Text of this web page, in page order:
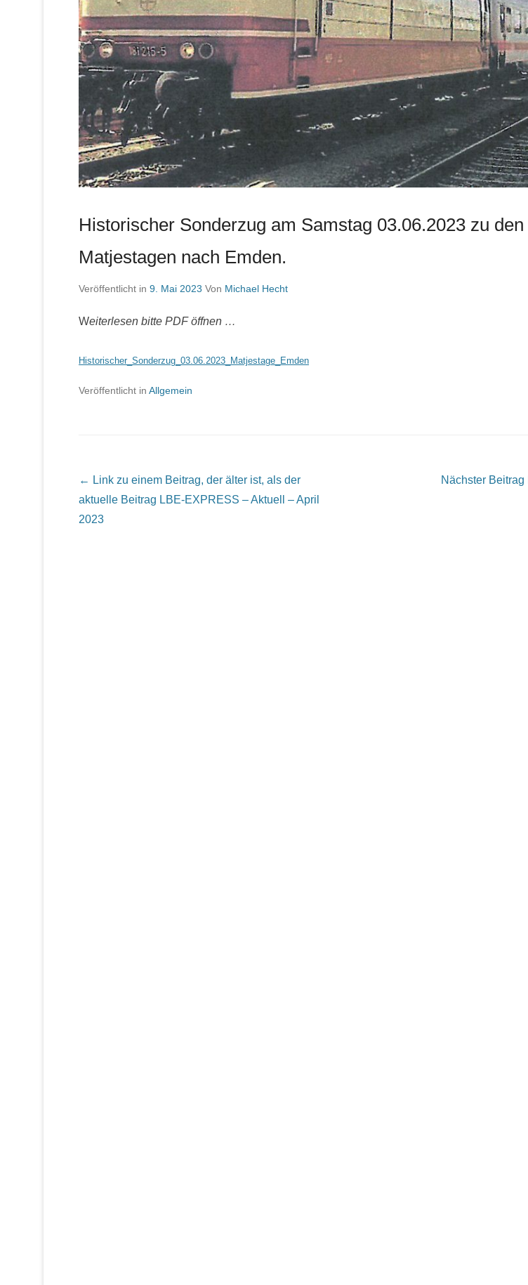
Historischer Sonderzug am Samstag 03.06.2023 zu den
Matjestagen nach Emden.
Veröffentlicht in 9. Mai 2023 Von Michael Hecht
Weiterlesen bitte PDF öffnen …
Historischer_Sonderzug_03.06.2023_Matjestage_Emden
Veröffentlicht in Allgemein
Beitrags Übersicht
← Link zu einem Beitrag, der älter ist, als der
aktuelle Beitrag LBE-EXPRESS – Aktuell – April
2023
Nächster Beitrag